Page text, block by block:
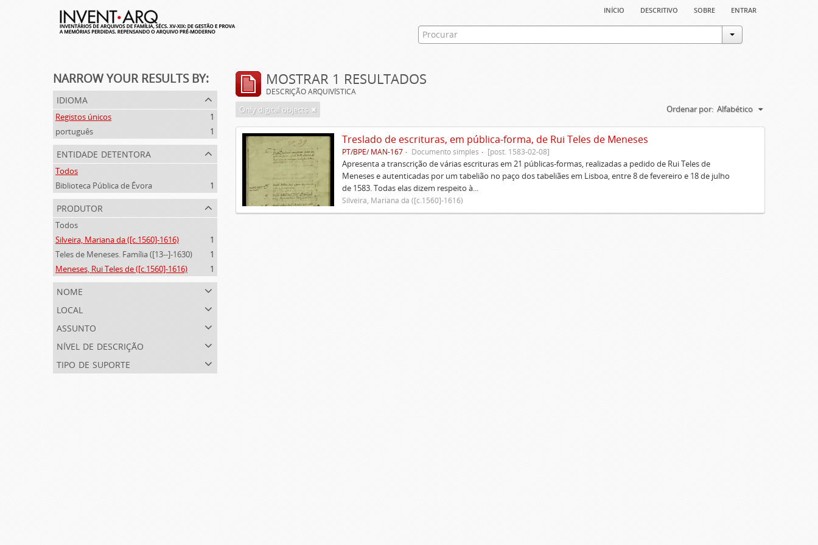
início descritivo sobre entrar
NARROW YOUR RESULTS BY:
idioma
Registos únicos
1
português
1
entidade detentora
Todos
Biblioteca Pública de Évora
1
produtor
Todos
Silveira, Mariana da ([c.1560]-1616)
1
Teles de Meneses. Família ([13--]-1630)
1
Meneses, Rui Teles de ([c.1560]-1616)
1
nome
local
assunto
nível de descrição
tipo de suporte
MOSTRAR 1 RESULTADOS
DESCRIÇÃO ARQUIVÍSTICA
Only digital objects Ordenar por: Alfabético
Treslado de escrituras, em pública-forma, de Rui Teles de Meneses
PT/BPE/ MAN-167 Documento simples [post. 1583-02-08]
Apresenta a transcrição de várias escrituras em 21 públicas-formas, realizadas a pedido de Rui Teles de
Meneses e autenticadas por um tabelião no paço dos tabeliães em Lisboa, entre 8 de fevereiro e 18 de julho
de 1583. Todas elas dizem respeito à...
Silveira, Mariana da ([c.1560]-1616)